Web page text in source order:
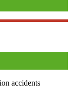
accidents